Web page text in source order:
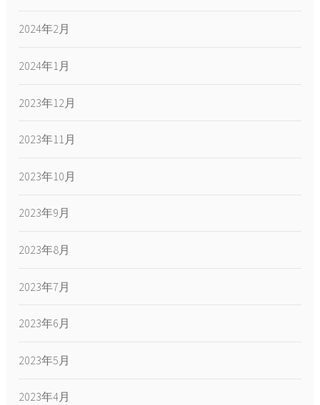
2024年2月
2024年1月
2023年12月
2023年11月
2023年10月
2023年9月
2023年8月
2023年7月
2023年6月
2023年5月
2023年4月